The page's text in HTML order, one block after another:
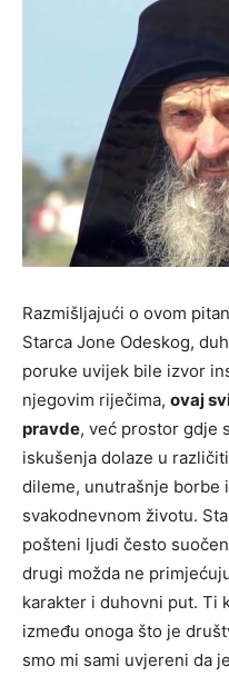
Razmišljajući o ovom
Starca Jone Odeskog,
poruke uvijek bile izvor
njegovim riječima, ovaj
pravde, već prostor gdje
iskušenja dolaze u
dileme, unutrašnje borbe
svakodnevnom životu.
pošteni ljudi često
drugi možda ne
karakter i duhovni put. Ti
između onoga što je
smo mi sami uvjereni da